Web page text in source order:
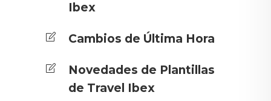
Ibex
Cambios de Última Hora
Novedades de Plantillas
de Travel Ibex